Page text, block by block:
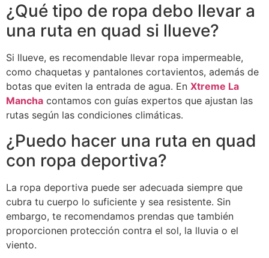
¿Qué tipo de ropa debo llevar a
una ruta en quad si llueve?
Si llueve, es recomendable llevar ropa impermeable,
como chaquetas y pantalones cortavientos, además de
botas que eviten la entrada de agua. En Xtreme La
Mancha contamos con guías expertos que ajustan las
rutas según las condiciones climáticas.
¿Puedo hacer una ruta en quad
con ropa deportiva?
La ropa deportiva puede ser adecuada siempre que
cubra tu cuerpo lo suficiente y sea resistente. Sin
embargo, te recomendamos prendas que también
proporcionen protección contra el sol, la lluvia o el
viento.